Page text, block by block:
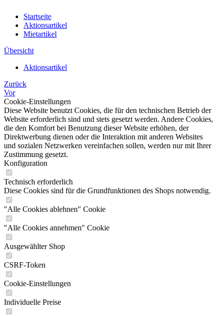
Startseite
Aktionsartikel
Mietartikel
Übersicht
Aktionsartikel
Zurück
Vor
Cookie-Einstellungen
Diese Website benutzt Cookies, die für den technischen Betrieb der
Website erforderlich sind und stets gesetzt werden. Andere Cookies,
die den Komfort bei Benutzung dieser Website erhöhen, der
Direktwerbung dienen oder die Interaktion mit anderen Websites
und sozialen Netzwerken vereinfachen sollen, werden nur mit Ihrer
Zustimmung gesetzt.
Konfiguration
Technisch erforderlich
Diese Cookies sind für die Grundfunktionen des Shops notwendig.
"Alle Cookies ablehnen" Cookie
"Alle Cookies annehmen" Cookie
Ausgewählter Shop
CSRF-Token
Cookie-Einstellungen
Individuelle Preise